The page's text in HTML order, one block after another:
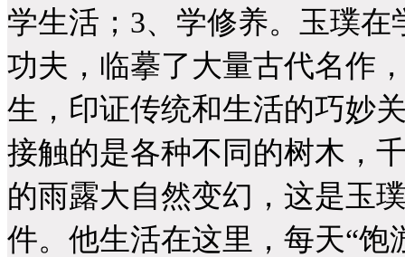
学生活；3、学修养。玉璞
功夫，临摹了大量古代名作
生，印证传统和生活的巧妙
接触的是各种不同的树木，
的雨露大自然变幻，这是玉
件。他生活在这里，每天“